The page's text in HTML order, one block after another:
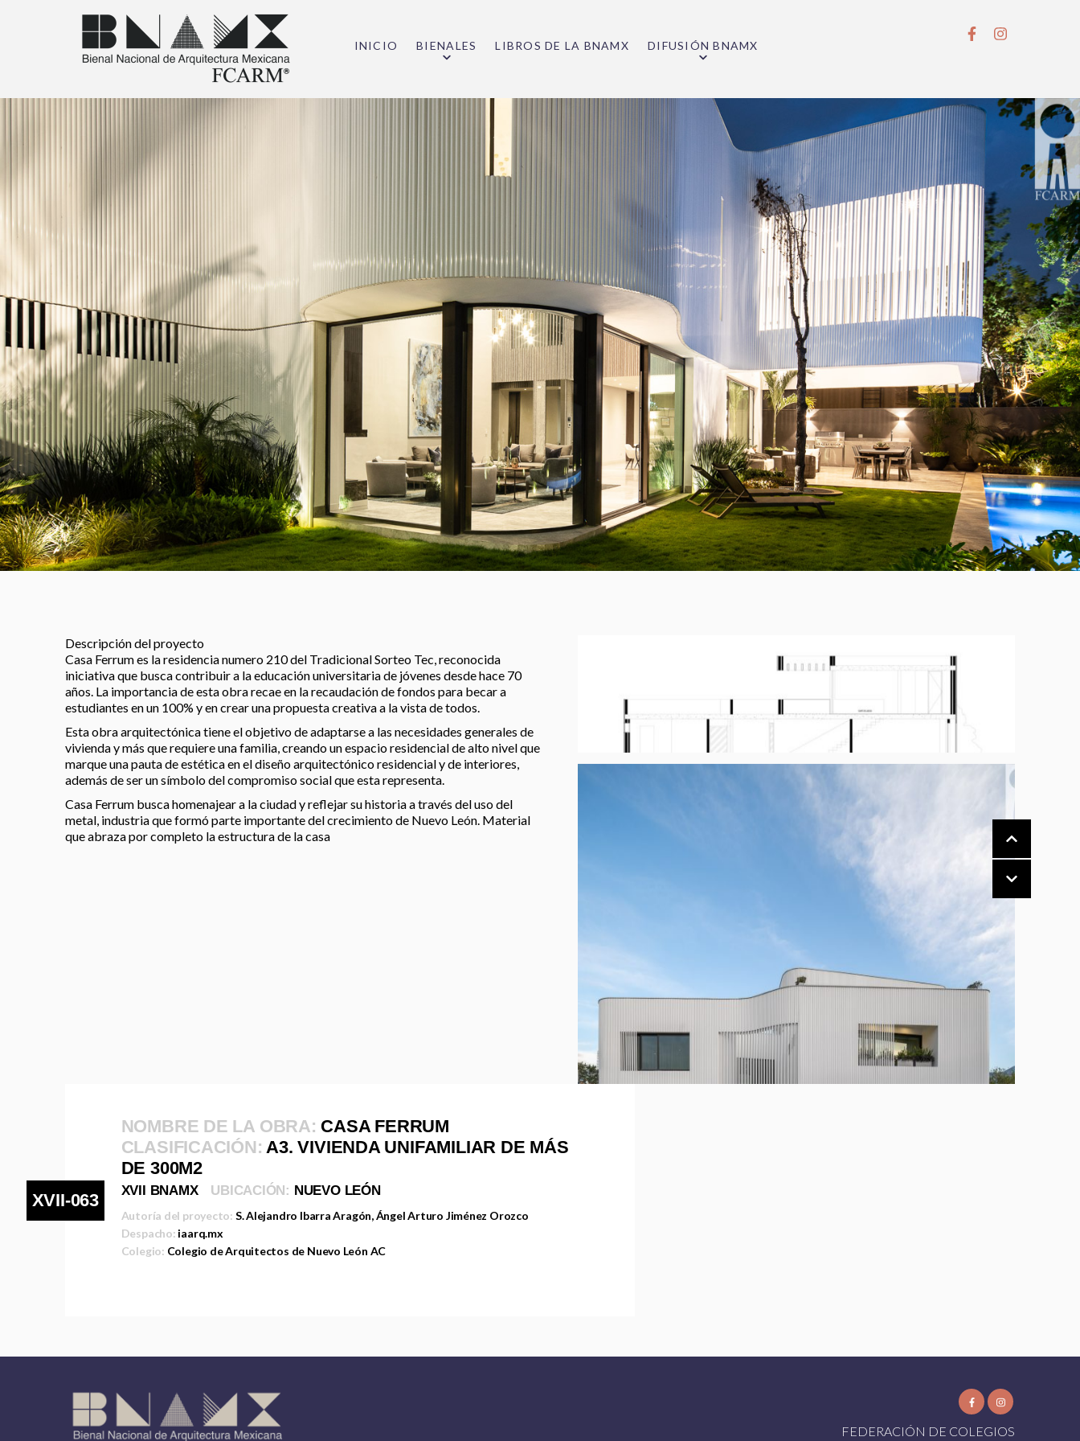
INICIO BIENALES LIBROS DE LA BNAMX DIFUSIÓN BNAMX
Descripción del proyecto
Casa Ferrum es la residencia numero 210 del Tradicional Sorteo Tec, reconocida
iniciativa que busca contribuir a la educación universitaria de jóvenes desde hace 70
años. La importancia de esta obra recae en la recaudación de fondos para becar a
estudiantes en un 100% y en crear una propuesta creativa a la vista de todos.
Esta obra arquitectónica tiene el objetivo de adaptarse a las necesidades generales de
vivienda y más que requiere una familia, creando un espacio residencial de alto nivel que
marque una pauta de estética en el diseño arquitectónico residencial y de interiores,
además de ser un símbolo del compromiso social que esta representa.
Casa Ferrum busca homenajear a la ciudad y reflejar su historia a través del uso del
metal, industria que formó parte importante del crecimiento de Nuevo León. Material
que abraza por completo la estructura de la casa
XVII-063
NOMBRE DE LA OBRA: CASA FERRUM
CLASIFICACIÓN:A3. VIVIENDA UNIFAMILIAR DE MÁS
DE 300M2
XVII BNAMX UBICACIÓN: NUEVO LEÓN
Autoría del proyecto: S. Alejandro Ibarra Aragón, Ángel Arturo Jiménez Orozco
Despacho: iaarq.mx
Colegio: Colegio de Arquitectos de Nuevo León AC
FEDERACIÓN DE COLEGIOS